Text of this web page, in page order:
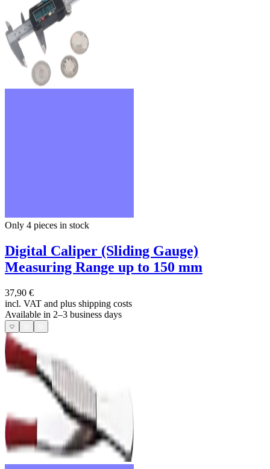
Only 4 pieces in stock
Digital Caliper (Sliding Gauge)
Measuring Range up to 150 mm
37,90 €
incl. VAT and plus shipping costs
Available in 2–3 business days